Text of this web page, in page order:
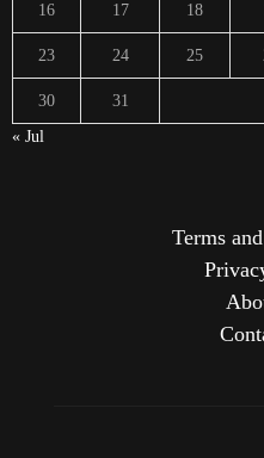
16 17 18
23 24 25
30
31
« Jul
Terms